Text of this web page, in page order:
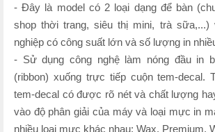
- Đây là model có 2 loại dạng để bàn
shop thời trang, siêu thị mini, trà sữa,...)
nghiệp có công suất lớn và số lượng in
- Sử dụng công nghệ làm nóng đầu in
(ribbon) xuống trực tiếp cuộn tem-decal.
tem-decal có được rõ nét và chất lượng
vào độ phân giải của máy và loại mực in
nhiều loại mực khác nhau: Wax, Premium,